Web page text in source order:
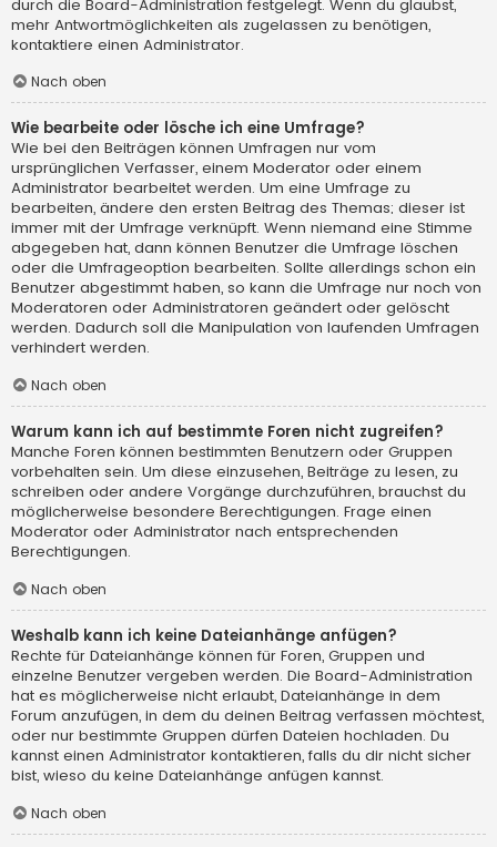
durch die Board-Administration festgelegt. Wenn du glaubst,
mehr Antwortmöglichkeiten als zugelassen zu benötigen,
kontaktiere einen Administrator.
Nach oben
Wie bearbeite oder lösche ich eine Umfrage?
Wie bei den Beiträgen können Umfragen nur vom
ursprünglichen Verfasser, einem Moderator oder einem
Administrator bearbeitet werden. Um eine Umfrage zu
bearbeiten, ändere den ersten Beitrag des Themas; dieser ist
immer mit der Umfrage verknüpft. Wenn niemand eine Stimme
abgegeben hat, dann können Benutzer die Umfrage löschen
oder die Umfrageoption bearbeiten. Sollte allerdings schon ein
Benutzer abgestimmt haben, so kann die Umfrage nur noch von
Moderatoren oder Administratoren geändert oder gelöscht
werden. Dadurch soll die Manipulation von laufenden Umfragen
verhindert werden.
Nach oben
Warum kann ich auf bestimmte Foren nicht zugreifen?
Manche Foren können bestimmten Benutzern oder Gruppen
vorbehalten sein. Um diese einzusehen, Beiträge zu lesen, zu
schreiben oder andere Vorgänge durchzuführen, brauchst du
möglicherweise besondere Berechtigungen. Frage einen
Moderator oder Administrator nach entsprechenden
Berechtigungen.
Nach oben
Weshalb kann ich keine Dateianhänge anfügen?
Rechte für Dateianhänge können für Foren, Gruppen und
einzelne Benutzer vergeben werden. Die Board-Administration
hat es möglicherweise nicht erlaubt, Dateianhänge in dem
Forum anzufügen, in dem du deinen Beitrag verfassen möchtest,
oder nur bestimmte Gruppen dürfen Dateien hochladen. Du
kannst einen Administrator kontaktieren, falls du dir nicht sicher
bist, wieso du keine Dateianhänge anfügen kannst.
Nach oben